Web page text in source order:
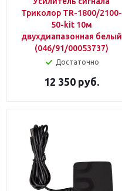
Триколор TR-1800/2100-
50-kit 10м
двухдиапазонная белый
(046/91/00053737)
Достаточно
12 350 руб.